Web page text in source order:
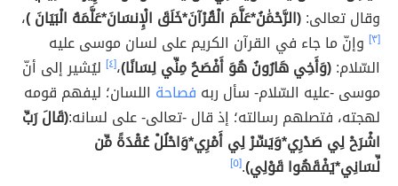
وقال تعالى:(الرَّحْمَٰنُ*عَلَّمَ الْقُرْآنَ*خَلَقَ الْإِنسَانَ*عَلَّمَهُ الْبَيَانَ )،
[٣]
وإنّ ما جاء في القرآن الكريم على لسان موسى عليه
السّلام:(وَأَخِي هَارُونُ هُوَ أَفْصَحُ مِنِّي لِسَانًا)،[٤]
ليُشير إلى أنّ
موسى -عليه السّلام- سأل ربه فصاحة اللسان؛ ليفهم قومه
لهجته، فتصلهم رسالته؛ إذ قال -تعالى- على لسانه:(قَالَ رَبِّ
اشْرَحْ لِي صَدْرِي*وَيَسِّرْ لِي أَمْرِي*وَاحْلُلْ عُقْدَةً مِّن
لِّسَانِي*يَفْقَهُوا قَوْلِي).[٥]